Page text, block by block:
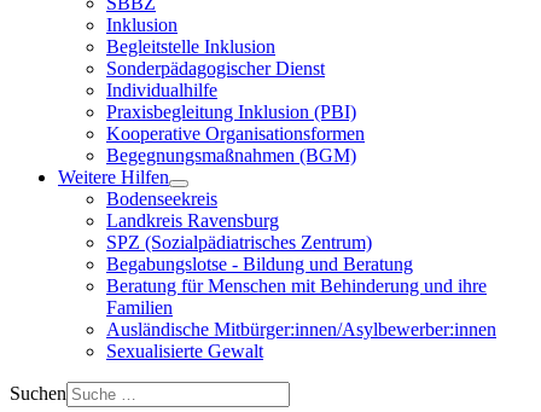
Inklusion
Begleitstelle Inklusion
Sonderpädagogischer Dienst
Individualhilfe
Praxisbegleitung Inklusion (PBI)
Kooperative Organisationsformen
Begegnungsmaßnahmen (BGM)
Weitere Hilfen
Bodenseekreis
Landkreis Ravensburg
SPZ (Sozialpädiatrisches Zentrum)
Begabungslotse - Bildung und Beratung
Beratung für Menschen mit Behinderung und ihre
Familien
Ausländische Mitbürger:innen/Asylbewerber:innen
Sexualisierte Gewalt
Suchen